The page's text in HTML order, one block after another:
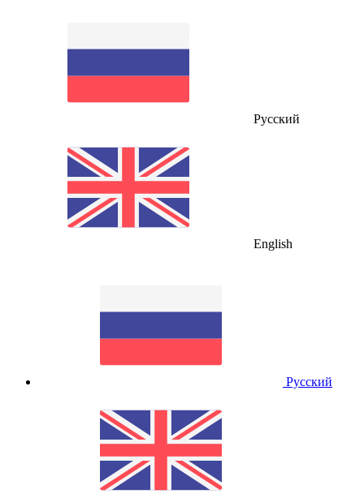
Русский
English
Русский